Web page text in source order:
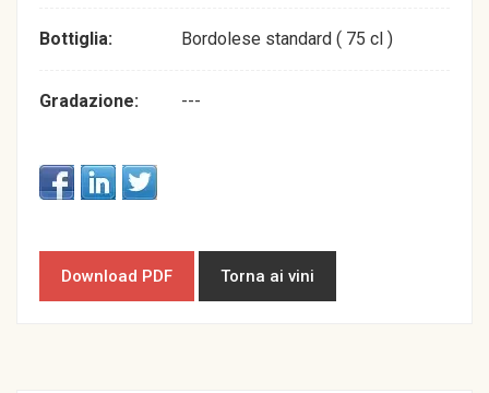
Bottiglia: Bordolese standard ( 75 cl )
Gradazione: ---
Download PDF Torna ai vini